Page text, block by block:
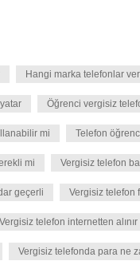
Hangi marka telefonlar
Öğrenci vergisiz
mi Telefon
mi Vergisiz telefon
geçerli Vergisiz telefon
Vergisiz telefon internetten alınır
Vergisiz telefonda para ne